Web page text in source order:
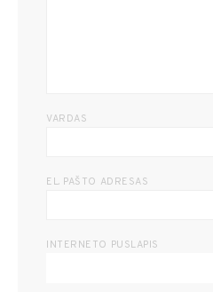
VARDAS
EL. PAŠTO ADRESAS
INTERNETO PUSLAPIS